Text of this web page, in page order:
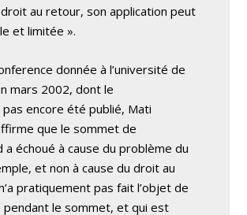
au retour, son application peut
et limitée ».
donnée à l’université de
mars 2002, dont le
pas encore été publié, Mati
que le sommet de
a échoué à cause du problème du
et non à cause du droit au
pratiquement pas fait l’objet de
pendant le sommet, et qui est